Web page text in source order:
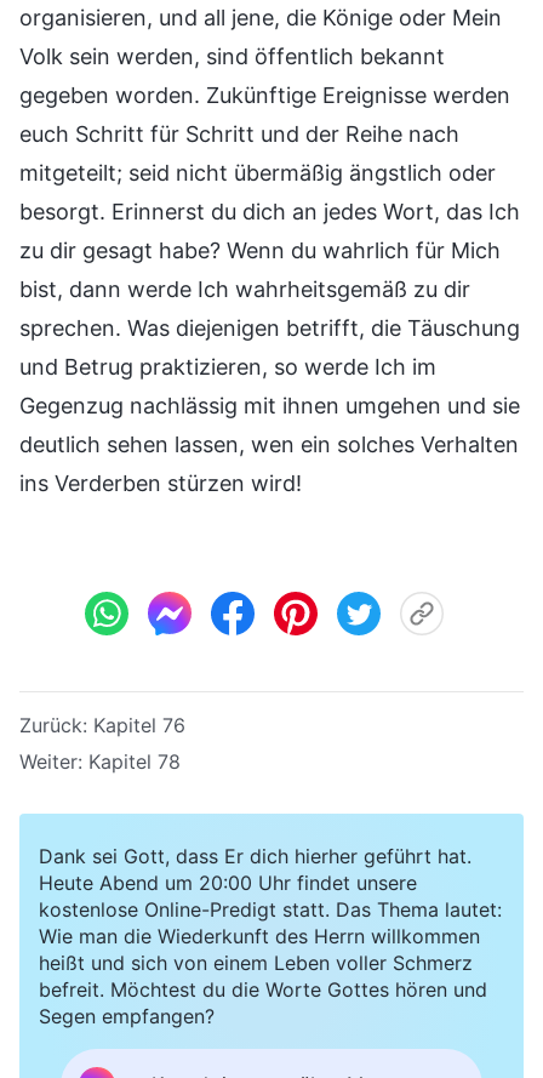
organisieren, und all jene, die Könige oder Mein
Volk sein werden, sind öffentlich bekannt
gegeben worden. Zukünftige Ereignisse werden
euch Schritt für Schritt und der Reihe nach
mitgeteilt; seid nicht übermäßig ängstlich oder
besorgt. Erinnerst du dich an jedes Wort, das Ich
zu dir gesagt habe? Wenn du wahrlich für Mich
bist, dann werde Ich wahrheitsgemäß zu dir
sprechen. Was diejenigen betrifft, die Täuschung
und Betrug praktizieren, so werde Ich im
Gegenzug nachlässig mit ihnen umgehen und sie
deutlich sehen lassen, wen ein solches Verhalten
ins Verderben stürzen wird!
Zurück: Kapitel 76
Weiter: Kapitel 78
Dank sei Gott, dass Er dich hierher geführt hat.
Heute Abend um 20:00 Uhr findet unsere
kostenlose Online-Predigt statt. Das Thema lautet:
Wie man die Wiederkunft des Herrn willkommen
heißt und sich von einem Leben voller Schmerz
befreit. Möchtest du die Worte Gottes hören und
Segen empfangen?